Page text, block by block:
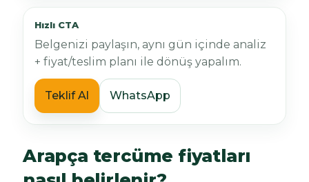
Hızlı CTA
Belgenizi paylaşın, aynı gün içinde analiz
+ fiyat/teslim planı ile dönüş yapalım.
Teklif Al WhatsApp
Arapça tercüme fiyatları